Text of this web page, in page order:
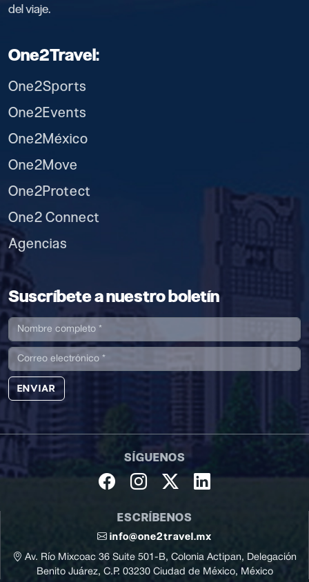
del viaje.
One2Travel:
One2Sports
One2Events
One2México
One2Move
One2Protect
One2 Connect
Agencias
Suscríbete a nuestro boletín
ENVIAR
SÍGUENOS
ESCRÍBENOS
info@one2travel.mx
Av. Río Mixcoac 36 Suite 501-B, Colonia Actipan, Delegación
Benito Juárez, C.P. 03230 Ciudad de México, México